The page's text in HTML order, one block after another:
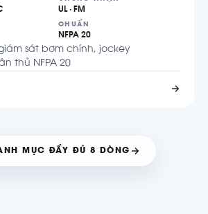
UL · FM
CHUẨN
NFPA 20
sát bơm chính, jockey
thủ NFPA 20
MỤC ĐẦY ĐỦ 8 DÒNG